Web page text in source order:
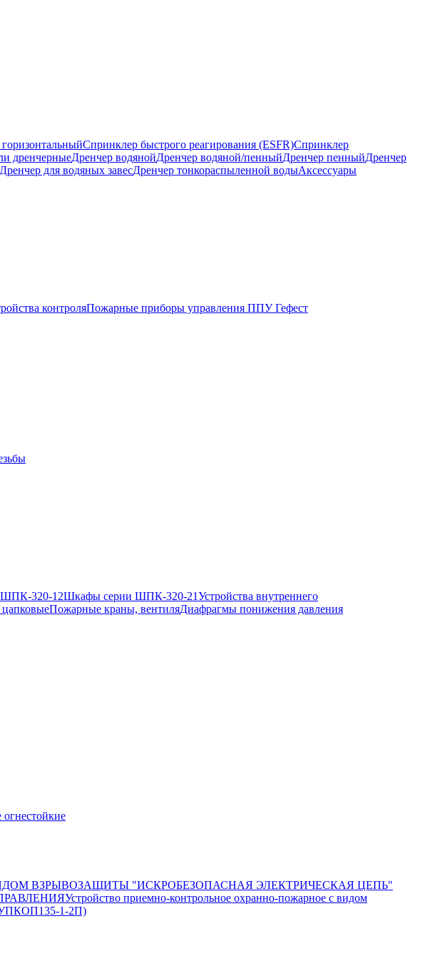
Спринклер быстрого реагирования (ESFR)Спринклер
дренчерныеДренчер водянойДренчер водяной/пенныйДренчер пенныйДренчер
Дренчер для водяных завесДренчер тонкораспыленной водыАксессуары
контроляПожарные приборы управления ППУ Гефест
320-12Шкафы серии ШПК-320-21Устройства внутреннего
Пожарные краны, вентиляДиафрагмы понижения давления
ВЗРЫВОЗАЩИТЫ "ИСКРОБЕЗОПАСНАЯ ЭЛЕКТРИЧЕСКАЯ ЦЕПЬ"
Устройство приемно-контрольное охранно-пожарное с видом
1-2П)